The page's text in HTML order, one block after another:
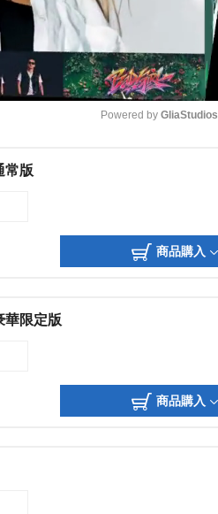
e
Powered by GliaStudios
常版
商品購入
華限定版
商品購入